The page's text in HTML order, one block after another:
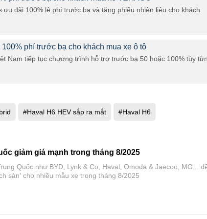
ưu đãi 100% lệ phí trước bạ và tặng phiếu nhiên liệu cho khách
phí trước bạ cho khách mua xe ô tô
Nam tiếp tục chương trình hỗ trợ trước bạ 50 hoặc 100% tùy
#Haval H6 HEV sắp ra mắt #Haval H6
giảm giá mạnh trong tháng 8/2025
Quốc như BYD, Lynk & Co, Haval, Omoda & Jaecoo, MG...
sàn' cho nhiều mẫu xe trong tháng 8/2025